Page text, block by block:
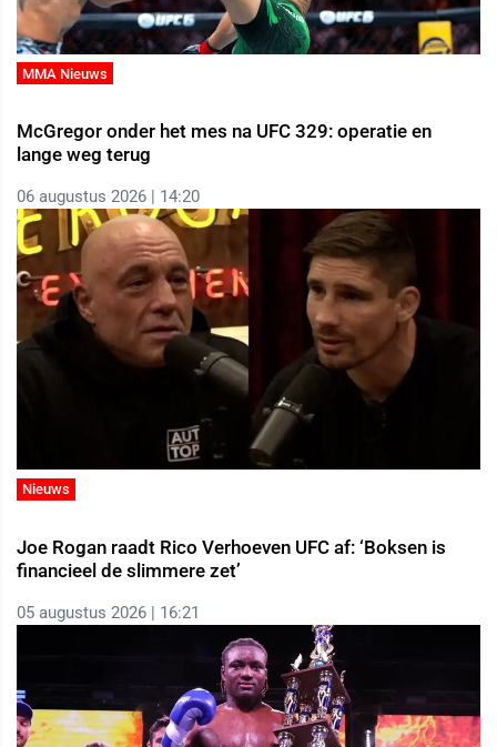
MMA Nieuws
McGregor onder het mes na UFC 329: operatie en
lange weg terug
06 augustus 2026 | 14:20
Nieuws
Joe Rogan raadt Rico Verhoeven UFC af: ‘Boksen is
financieel de slimmere zet’
05 augustus 2026 | 16:21